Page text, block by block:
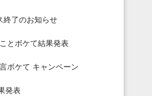
終了のお知らせ
とボケて結果発表
ボケて キャンペーン
発表